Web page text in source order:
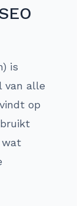
is
van alle
op
wat